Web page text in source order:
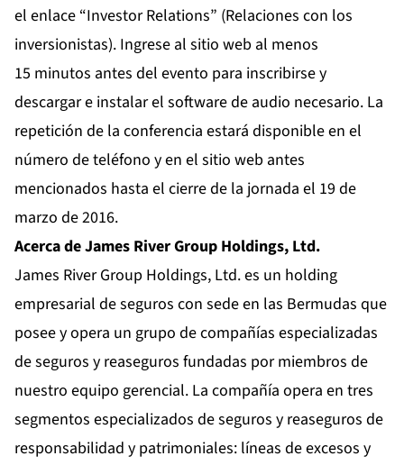
el enlace “Investor Relations” (Relaciones con los
inversionistas). Ingrese al sitio web al menos
15 minutos antes del evento para inscribirse y
descargar e instalar el software de audio necesario. La
repetición de la conferencia estará disponible en el
número de teléfono y en el sitio web antes
mencionados hasta el cierre de la jornada el 19 de
marzo de 2016.
Acerca de James River Group Holdings, Ltd.
James River Group Holdings, Ltd. es un holding
empresarial de seguros con sede en las Bermudas que
posee y opera un grupo de compañías especializadas
de seguros y reaseguros fundadas por miembros de
nuestro equipo gerencial. La compañía opera en tres
segmentos especializados de seguros y reaseguros de
responsabilidad y patrimoniales: líneas de excesos y